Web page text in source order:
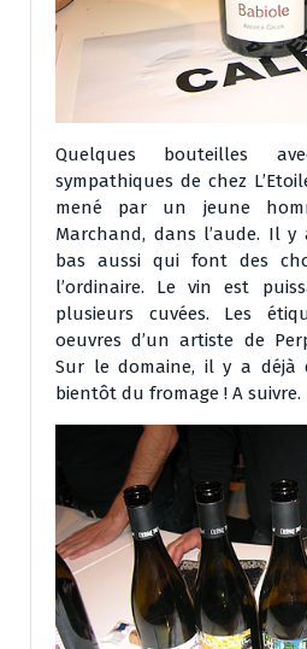
Quelques bouteilles
sympathiques de chez
mené par un jeune
Marchand, dans l’aude. Il
bas aussi qui font des
l’ordinaire. Le vin est
plusieurs cuvées. Les
oeuvres d’un artiste de
Sur le domaine, il y a déjà
bientôt du fromage ! A suivre.